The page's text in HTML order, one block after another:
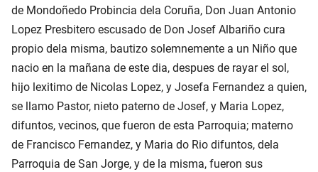
de Mondoñedo Probincia dela Coruña, Don Juan Antonio
Lopez Presbitero escusado de Don Josef Albariño cura
propio dela misma, bautizo solemnemente a un Niño que
nacio en la mañana de este dia, despues de rayar el sol,
hijo lexitimo de Nicolas Lopez, y Josefa Fernandez a quien,
se llamo Pastor, nieto paterno de Josef, y Maria Lopez,
difuntos, vecinos, que fueron de esta Parroquia; materno
de Francisco Fernandez, y Maria do Rio difuntos, dela
Parroquia de San Jorge, y de la misma, fueron sus